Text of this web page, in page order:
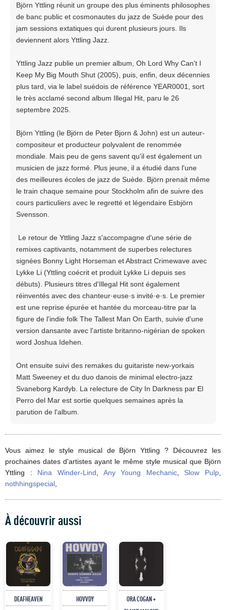
Björn Yttling réunit un groupe des plus éminents philosophes
de banc public et cosmonautes du jazz de Suède pour des
jam sessions extatiques qui durent plusieurs jours. Ils
deviennent alors Yttling Jazz.
Yttling Jazz publie un premier album, Oh Lord Why Can't I
Keep My Big Mouth Shut (2005), puis, enfin, deux décennies
plus tard, via le label suédois de référence YEAR0001, sort
le très acclamé second album Illegal Hit, paru le 26
septembre 2025.
Björn Yttling (le Björn de Peter Bjorn & John) est un auteur-
compositeur et producteur polyvalent de renommée
mondiale. Mais peu de gens savent qu'il est également un
musicien de jazz formé. Plus jeune, il a étudié dans l'une
des meilleures écoles de jazz de Suède. Björn prenait même
le train chaque semaine pour Stockholm afin de suivre des
cours particuliers avec le regretté et légendaire Esbjörn
Svensson.
Le retour de Yttling Jazz s'accompagne d'une série de
remixes captivants, notamment de superbes relectures
signées Bonny Light Horseman et Abstract Crimewave avec
Lykke Li (Yttling coécrit et produit Lykke Li depuis ses
débuts). Plusieurs titres d'Illegal Hit sont également
réinventés avec des chanteur·euse·s invité·e·s. Le premier
est une reprise épurée et hantée du morceau-titre par la
figure de l'indie folk The Tallest Man On Earth, suivie d'une
version dansante avec l'artiste britanno-nigérian de spoken
word Joshua Idehen.
Ont ensuite suivi des remakes du guitariste new-yorkais
Matt Sweeney et du duo danois de minimal electro-jazz
Svaneborg Kardyb. La relecture de City In Darkness par El
Perro del Mar est sortie quelques semaines après la
parution de l'album.
Vous aimez le style musical de Björn Yttling ? Découvrez les
prochaines dates d'artistes ayant le même style musical que Björn
Yttling : Nina Winder-Lind Any Young Mechanic, Slow Pulp
nothhingspecial
À découvrir aussi
DEAFHEAVEN HOVVDY
ORA COGAN +